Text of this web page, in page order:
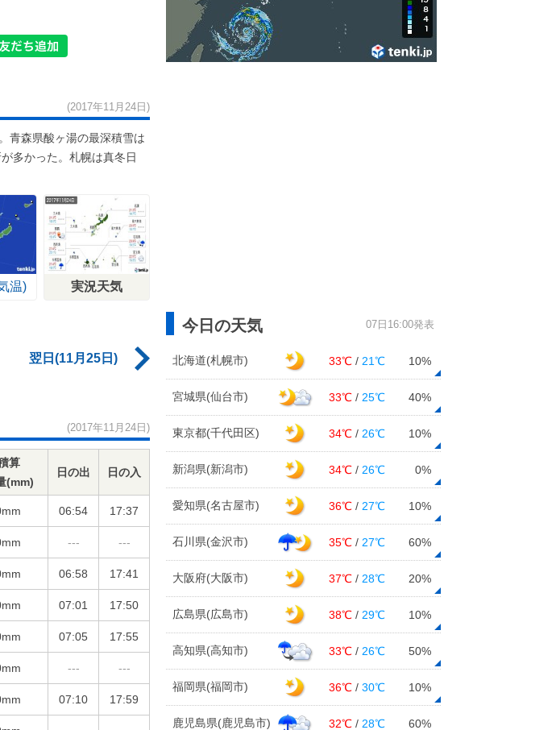
(2017年11月24日)
青森県酸ヶ湯の最深積雪は
多かった。札幌は真冬日
温) 実況天気
翌日(11月25日)
(2017年11月24日)
算
(mm)
日の出 日の入
mm 06:54 17:37
mm --- ---
mm 06:58 17:41
mm 07:01 17:50
mm 07:05 17:55
mm --- ---
mm 07:10 17:59
今日の天気 07日16:00発表
北海道(札幌市) 33℃ / 21℃ 10%
宮城県(仙台市) 33℃ / 25℃ 40%
東京都(千代田区) 34℃ / 26℃ 10%
新潟県(新潟市) 34℃ / 26℃ 0%
愛知県(名古屋市) 36℃ / 27℃ 10%
石川県(金沢市) 35℃ / 27℃ 60%
大阪府(大阪市) 37℃ / 28℃ 20%
広島県(広島市) 38℃ / 29℃ 10%
高知県(高知市) 33℃ / 26℃ 50%
福岡県(福岡市) 36℃ /30℃ 10%
鹿児島県(鹿児島市) 32℃ / 28℃ 60%